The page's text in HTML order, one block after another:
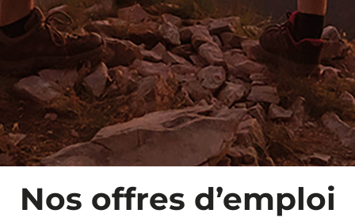
Nos offres d’emploi